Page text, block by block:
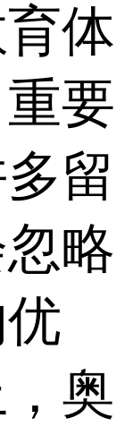
体
要
留
略
奥